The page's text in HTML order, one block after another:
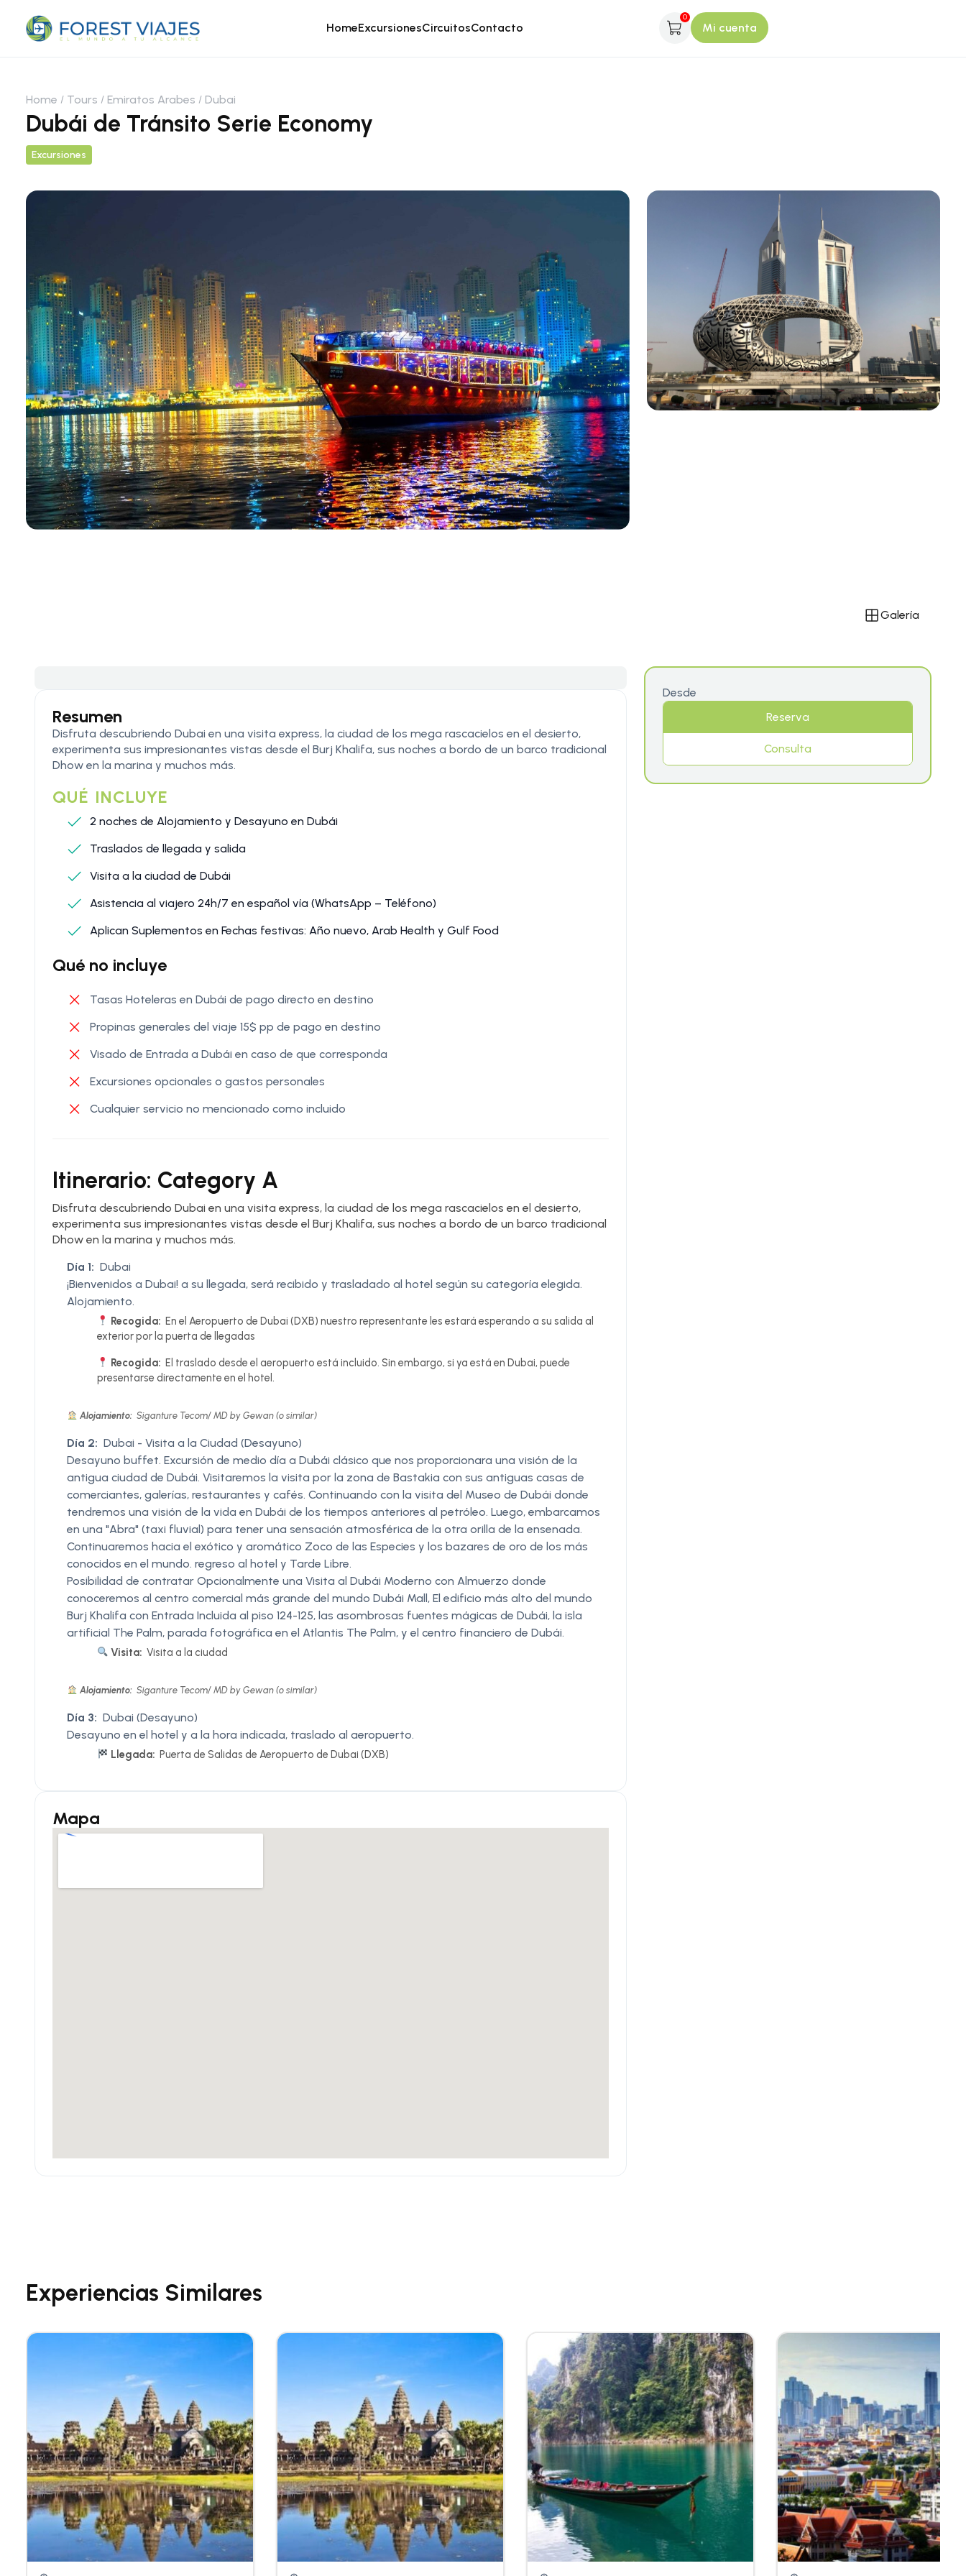
HomeExcursionesCircuitosContacto
0
Mi cuenta
Home Tours Emiratos Arabes Dubai
Dubái de Tránsito Serie Economy
Excursiones
Galería
Resumen
Disfruta descubriendo Dubai en una visita express, la ciudad de los mega rascacielos en el desierto,
experimenta sus impresionantes vistas desde el Burj Khalifa, sus noches a bordo de un barco tradicional
Dhow en la marina y muchos más.
QUÉ INCLUYE
2 noches de Alojamiento y Desayuno en Dubái
Traslados de llegada y salida
Visita a la ciudad de Dubái
Asistencia al viajero 24h/7 en español vía (WhatsApp – Teléfono)
Aplican Suplementos en Fechas festivas: Año nuevo, Arab Health y Gulf Food
Qué no incluye
Tasas Hoteleras en Dubái de pago directo en destino
Propinas generales del viaje 15$ pp de pago en destino
Visado de Entrada a Dubái en caso de que corresponda
Excursiones opcionales o gastos personales
Cualquier servicio no mencionado como incluido
Itinerario: Category A
Disfruta descubriendo Dubai en una visita express, la ciudad de los mega rascacielos en el desierto,
experimenta sus impresionantes vistas desde el Burj Khalifa, sus noches a bordo de un barco tradicional
Dhow en la marina y muchos más.
Día 1: Dubai
¡Bienvenidos a Dubai! a su llegada, será recibido y trasladado al hotel según su categoría elegida.
Alojamiento.
Recogida: En el Aeropuerto de Dubai (DXB) nuestro representante les estará esperando a su salida al
exterior por la puerta de llegadas
Recogida: El traslado desde el aeropuerto está incluido. Sin embargo, si ya está en Dubai, puede
presentarse directamente en el hotel.
Alojamiento: Siganture Tecom/ MD by Gewan (o similar)
Día 2: Dubai - Visita a la Ciudad (Desayuno)
Desayuno buffet. Excursión de medio día a Dubái clásico que nos proporcionara una visión de la
antigua ciudad de Dubái. Visitaremos la visita por la zona de Bastakia con sus antiguas casas de
comerciantes, galerías, restaurantes y cafés. Continuando con la visita del Museo de Dubái donde
tendremos una visión de la vida en Dubái de los tiempos anteriores al petróleo. Luego, embarcamos
en una "Abra" (taxi fluvial) para tener una sensación atmosférica de la otra orilla de la ensenada.
Continuaremos hacia el exótico y aromático Zoco de las Especies y los bazares de oro de los más
conocidos en el mundo. regreso al hotel y Tarde Libre.
Posibilidad de contratar Opcionalmente una Visita al Dubái Moderno con Almuerzo donde
conoceremos al centro comercial más grande del mundo Dubái Mall, El edificio más alto del mundo
Burj Khalifa con Entrada Incluida al piso 124-125, las asombrosas fuentes mágicas de Dubái, la isla
artificial The Palm, parada fotográfica en el Atlantis The Palm, y el centro financiero de Dubái.
Visita: Visita a la ciudad
Alojamiento: Siganture Tecom/ MD by Gewan (o similar)
Día 3: Dubai (Desayuno)
Desayuno en el hotel y a la hora indicada, traslado al aeropuerto.
Llegada: Puerta de Salidas de Aeropuerto de Dubai (DXB)
Mapa
Desde
Reserva
Consulta
Experiencias Similares